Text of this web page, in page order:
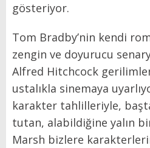
gösteriyor.
Tom Bradby’nin kendi
zengin ve doyurucu
Alfred Hitchcock
ustalıkla sinemaya
karakter tahlilleriyle,
tutan, alabildiğine yalın
Marsh bizlere